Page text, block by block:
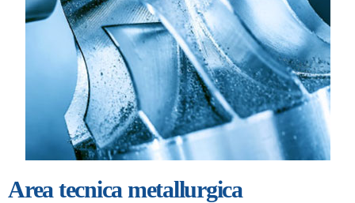
Area tecnica metallurgica